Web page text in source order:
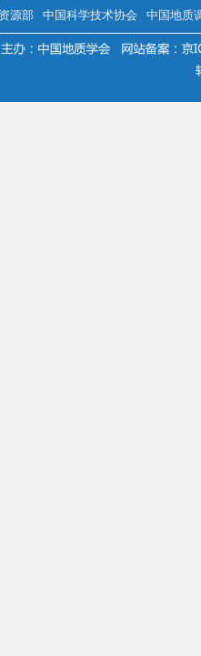
源部 中国科学技术协会 中国地质